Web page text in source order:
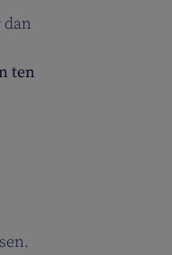
dan
ten